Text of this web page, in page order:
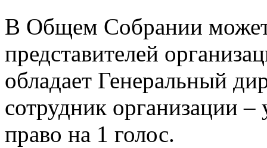
В Общем Собрании может
представителей
обладает Генеральный
сотрудник организации
право на 1 голос.